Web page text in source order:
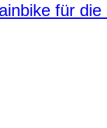
für die